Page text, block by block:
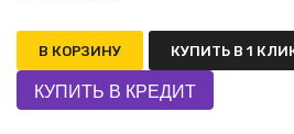
В КОРЗИНУ КУПИТЬ В 1